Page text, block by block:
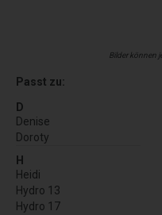
Bilder können
Passt zu:
D
Denise
Doroty
H
Heidi
Hydro 13
Hydro 17